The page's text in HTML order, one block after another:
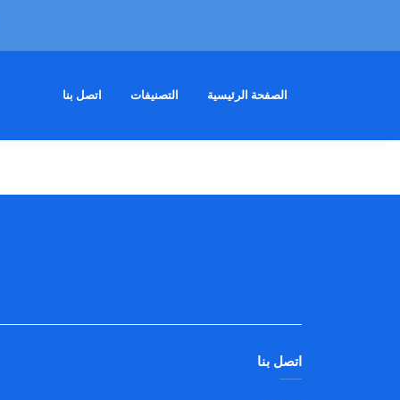
الصفحة الرئيسية التصنيفات اتصل بنا
اتصل بنا